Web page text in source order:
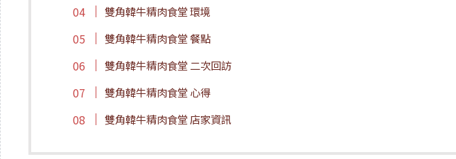
雙角韓牛精肉食堂 環境
雙角韓牛精肉食堂 餐點
雙角韓牛精肉食堂 二次回訪
雙角韓牛精肉食堂 心得
雙角韓牛精肉食堂 店家資訊